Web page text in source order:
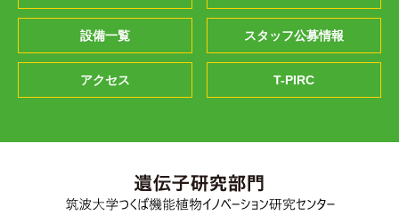
設備一覧 スタッフ公募情報
アクセス T-PIRC